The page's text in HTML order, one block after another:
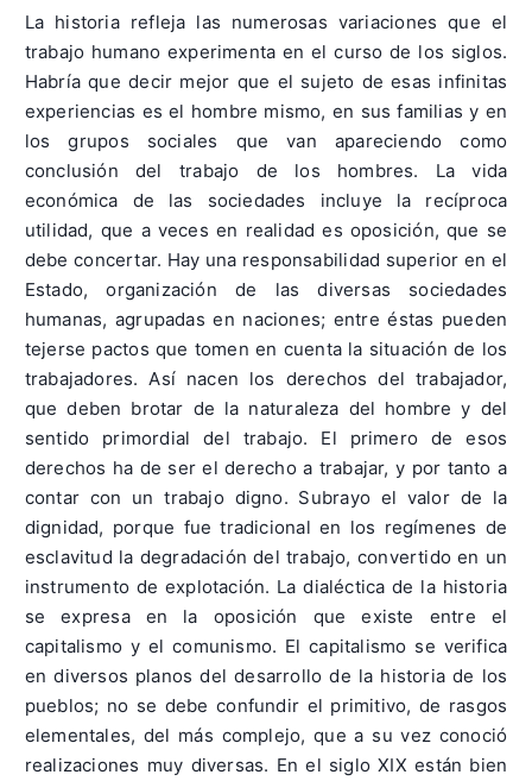
La historia refleja las numerosas variaciones que el
trabajo humano experimenta en el curso de los siglos.
Habría que decir mejor que el sujeto de esas infinitas
experiencias es el hombre mismo, en sus familias y en
los grupos sociales que van apareciendo como
conclusión del trabajo de los hombres. La vida
económica de las sociedades incluye la recíproca
utilidad, que a veces en realidad es oposición, que se
debe concertar. Hay una responsabilidad superior en el
Estado, organización de las diversas sociedades
humanas, agrupadas en naciones; entre éstas pueden
tejerse pactos que tomen en cuenta la situación de los
trabajadores. Así nacen los derechos del trabajador,
que deben brotar de la naturaleza del hombre y del
sentido primordial del trabajo. El primero de esos
derechos ha de ser el derecho a trabajar, y por tanto a
contar con un trabajo digno. Subrayo el valor de la
dignidad, porque fue tradicional en los regímenes de
esclavitud la degradación del trabajo, convertido en un
instrumento de explotación. La dialéctica de la historia
se expresa en la oposición que existe entre el
capitalismo y el comunismo. El capitalismo se verifica
en diversos planos del desarrollo de la historia de los
pueblos; no se debe confundir el primitivo, de rasgos
elementales, del más complejo, que a su vez conoció
realizaciones muy diversas. En el siglo XIX están bien